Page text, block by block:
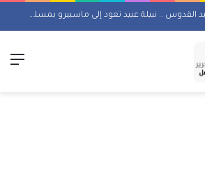
عن رواية لإحسان عبد القدوس .. نبيلة عبيد تعود إلى ماسبيرو بمسلسل إذاعي